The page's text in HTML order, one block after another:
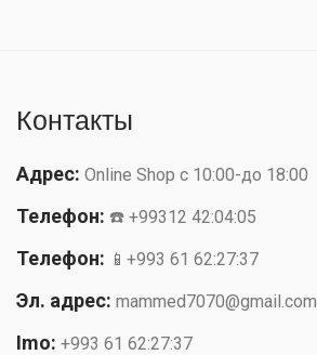
Контакты
Адрес: Online Shop с 10:00-до 18:00
Телефон: ☎️ +99312 42:04:05
Телефон: 📱+993 61 62:27:37
Эл. адрес: mammed7070@gmail.com
Imo: +993 61 62:27:37